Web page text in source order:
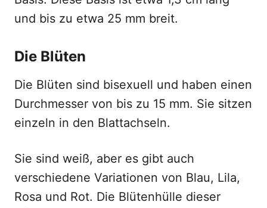
und bis zu etwa 25 mm breit.
Die Blüten
Die Blüten sind bisexuell und haben einen
Durchmesser von bis zu 15 mm. Sie sitzen
einzeln in den Blattachseln.
Sie sind weiß, aber es gibt auch
verschiedene Variationen von Blau, Lila,
Rosa und Rot. Die Blütenhülle dieser